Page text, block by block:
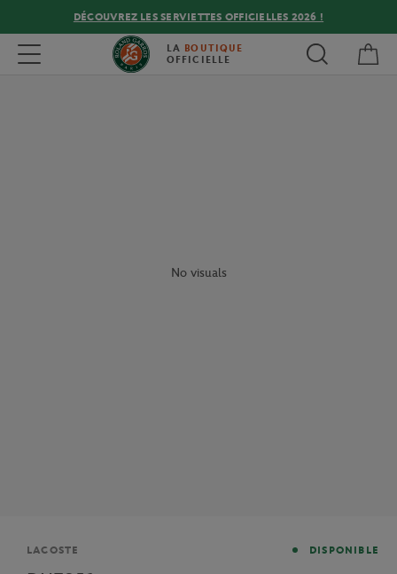
DÉCOUVREZ LES SERVIETTES OFFICIELLES 2026 !
Toggle navigation LA BOUTIQUE
OFFICIELLE
No visuals
Marque
LACOSTE DISPONIBLE